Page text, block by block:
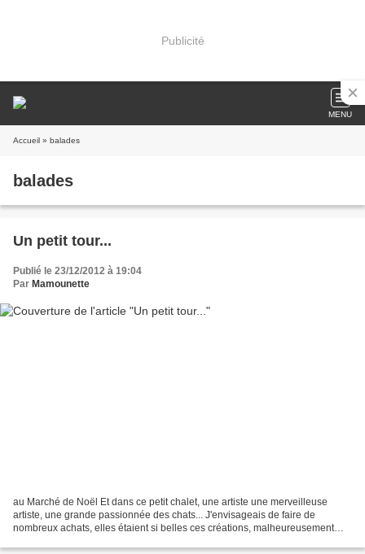
Publicité
MENU
Accueil » balades
balades
Un petit tour...
Publié le 23/12/2012 à 19:04
Par Mamounette
au Marché de Noël Et dans ce petit chalet, une artiste une merveilleuse
artiste, une grande passionnée des chats... J'envisageais de faire de
nombreux achats, elles étaient si belles ces créations, malheureusement